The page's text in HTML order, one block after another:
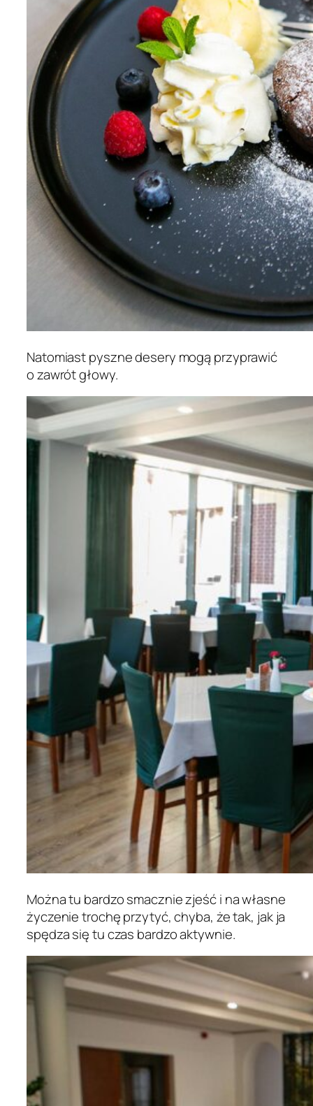
Natomiast pyszne desery mogą przyprawić
o zawrót głowy.
Można tu bardzo smacznie zjeść i na własne
życzenie trochę przytyć, chyba, że tak, jak ja
spędza się tu czas bardzo aktywnie.